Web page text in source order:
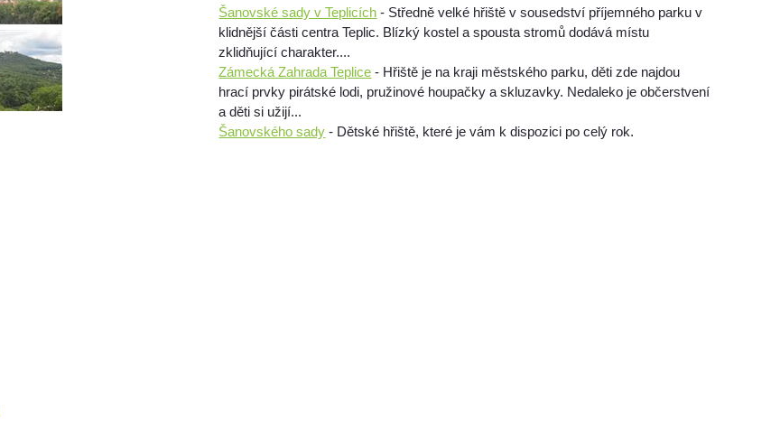
Šanovské sady v Teplicích - Středně velké hřiště v sousedství příjemného parku v
klidnější části centra Teplic. Blízký kostel a spousta stromů dodává místu
zklidňující charakter....
Zámecká Zahrada Teplice - Hřiště je na kraji městského parku, děti zde najdou
hrací prvky pirátské lodi, pružinové houpačky a skluzavky. Nedaleko je občerstvení
a děti si užijí...
Šanovského sady - Dětské hřiště, které je vám k dispozici po celý rok.